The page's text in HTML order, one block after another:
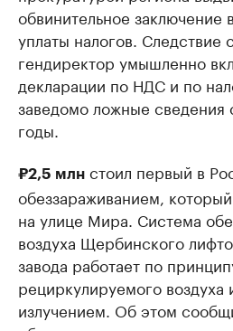
обвинительное заключение
уплаты налогов. Следствие
гендиректор умышленно
декларации по НДС и по
заведомо ложные сведения
годы.
₽2,5 млн стоил первый в
обеззараживанием,
на улице Мира. Система
воздуха Щербинского
завода работает по
рециркулируемого
излучением. Об этом